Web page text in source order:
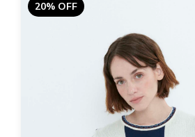
20% OFF